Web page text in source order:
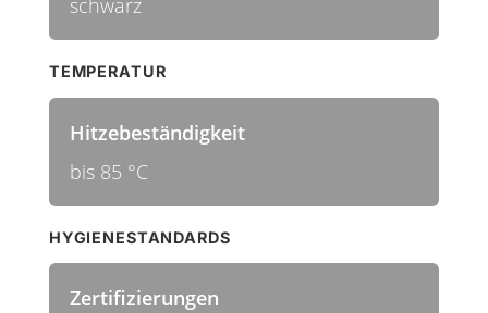
schwarz
TEMPERATUR
Hitzebeständigkeit
bis 85 °C
HYGIENESTANDARDS
Zertifizierungen